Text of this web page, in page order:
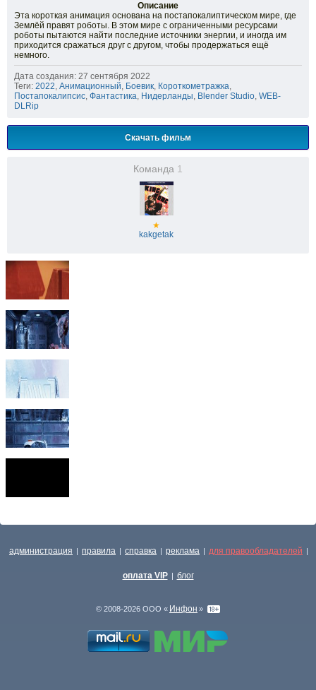
Описание
Эта короткая анимация основана на постапокалиптическом мире, где
Землёй правят роботы. В этом мире с ограниченными ресурсами
роботы пытаются найти последние источники энергии, и иногда им
приходится сражаться друг с другом, чтобы продержаться ещё
немного.
Дата создания: 27 сентября 2022
Теги: 2022, Анимационный, Боевик, Короткометражка,
Постапокалипсис, Фантастика, Нидерланды, Blender Studio, WEB-
DLRip
Скачать фильм
Команда 1
★
kakgetak
администрация | правила | справка | реклама | для правообладателей |
оплата VIP | блог
© 2008-2026 ООО « Инфон »